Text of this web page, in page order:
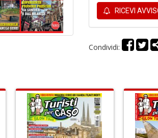
RICEVI
Condividi: